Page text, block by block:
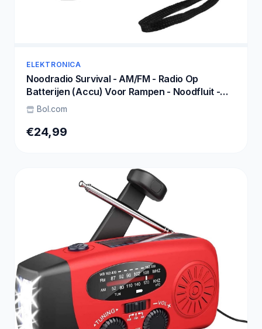
ELEKTRONICA
Noodradio Survival - AM/FM - Radio Op
Batterijen (Accu) Voor Rampen - Noodfluit -
2000 mAh Solar Powerbank - Survivalradio -
Noodradio Solar Opwindbaar - Zaklamp -
Powerbank Zonneenergie - USB C -
Bol.com
€24,99